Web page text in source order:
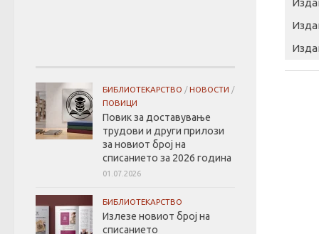
БИБЛИОТЕКАРСТВО /НОВОСТИ /
ПОВИЦИ
Повик за доставување
трудови и други прилози
за новиот број на
списанието за 2026 година
01.07.2026
БИБЛИОТЕКАРСТВО
Излезе новиот број на
списанието